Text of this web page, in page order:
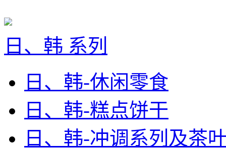
日、韩 系列
日、韩-休闲零食
日、韩-糕点饼干
日、韩-冲调系列及茶